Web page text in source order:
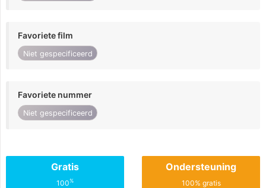
Favoriete film
Niet gespecificeerd
Favoriete nummer
Niet gespecificeerd
Gratis
100%
Ondersteuning
100% gratis